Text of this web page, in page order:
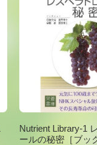
Nutrient Library-1
ールの秘密［ブッ